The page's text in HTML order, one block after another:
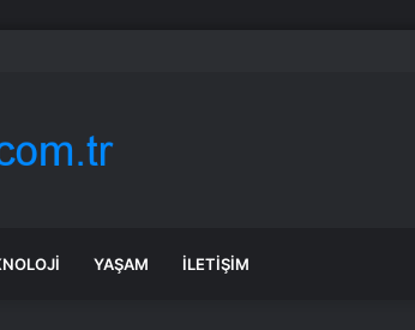
YAŞAM İLETIŞIM